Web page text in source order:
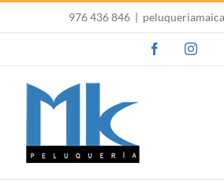
al
976 436 846 |
Facebook